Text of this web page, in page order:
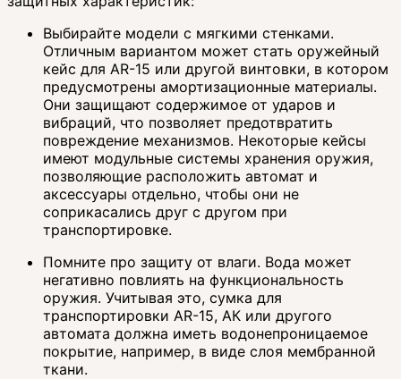
Выбирайте модели с мягкими стенками.
Отличным вариантом может стать оружейный
кейс для AR-15 или другой винтовки, в котором
предусмотрены амортизационные материалы.
Они защищают содержимое от ударов и
вибраций, что позволяет предотвратить
повреждение механизмов. Некоторые кейсы
имеют модульные системы хранения оружия,
позволяющие расположить автомат и
аксессуары отдельно, чтобы они не
соприкасались друг с другом при
транспортировке.
Помните про защиту от влаги. Вода может
негативно повлиять на функциональность
оружия. Учитывая это, сумка для
транспортировки AR-15, АК или другого
автомата должна иметь водонепроницаемое
покрытие, например, в виде слоя мембранной
ткани.